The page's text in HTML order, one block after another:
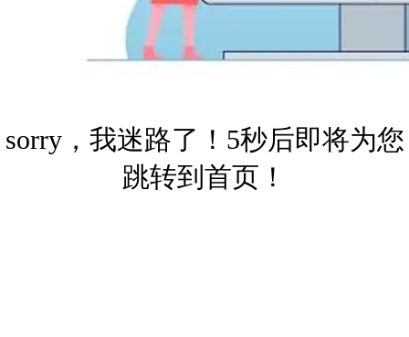
sorry，我迷路了！5秒后即将为您
跳转到首页！